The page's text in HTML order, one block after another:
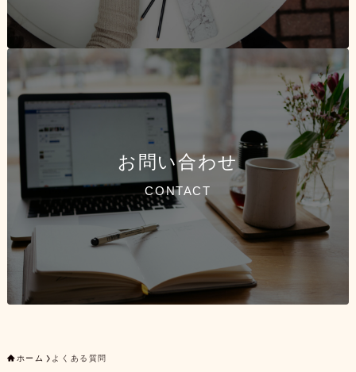
お問い合わせ
CONTACT
ホーム よくある質問